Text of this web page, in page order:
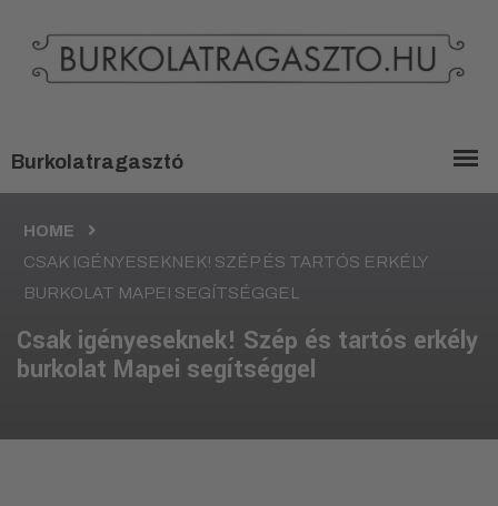
HOME
CSAK IGÉNYESEKNEK! SZÉP ÉS TARTÓS ERKÉLY
BURKOLAT MAPEI SEGÍTSÉGGEL
Csak igényeseknek! Szép és tartós erkély
burkolat Mapei segítséggel